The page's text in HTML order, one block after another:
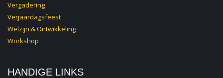
Vergadering
Verjaardagsfeest
Welzijn & Ontwikkeling
Workshop
HANDIGE LINKS